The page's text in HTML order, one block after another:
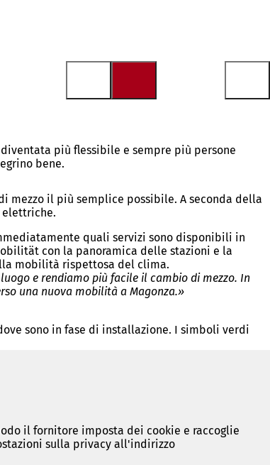
più flessibile e sempre più persone
bene.
mezzo il più semplice possibile. A seconda della
elettriche.
quali servizi sono disponibili in
con la panoramica delle stazioni e la
mobilità rispettosa del clima.
e rendiamo più facile il cambio di mezzo. In
una nuova mobilità a Magonza.»
sono in fase di installazione. I simboli verdi
il fornitore imposta dei cookie e raccoglie
sulla privacy all'indirizzo